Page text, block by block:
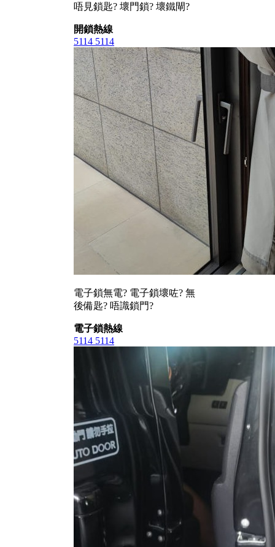
唔見鎖匙? 壞門鎖? 壞鐵閘?
開鎖熱線
5114 5114
電子鎖無電? 電子鎖壞咗? 無
後備匙? 唔識鎖門?
電子鎖熱線
5114 5114